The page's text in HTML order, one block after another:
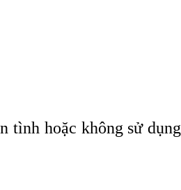
tình hoặc không sử dụng